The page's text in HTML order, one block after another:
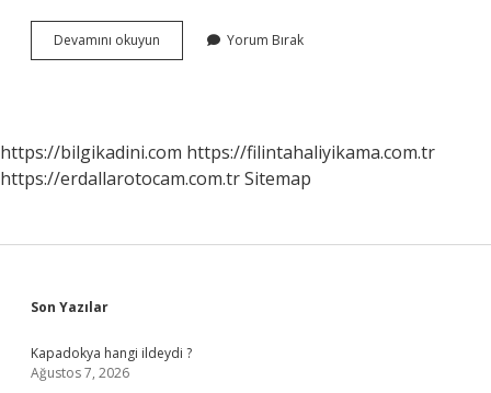
Devamını okuyun Optimist
Kaç
Yorum Bırak
https://bilgikadini.com https://filintahaliyikama.com.tr
https://erdallarotocam.com.trSitemap
Sidebar
Son Yazılar
Kapadokya hangi ildeydi ?
Ağustos 7, 2026